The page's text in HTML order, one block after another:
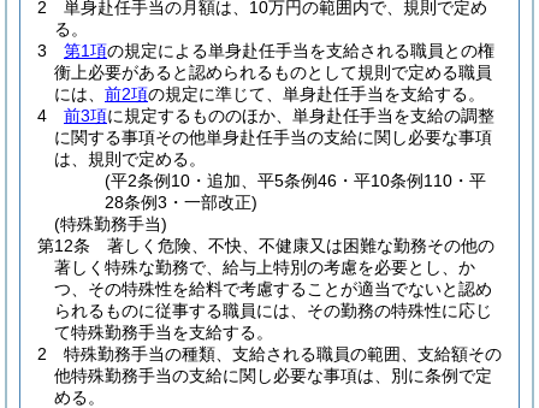
2
単身赴任手当の月額は、10万円の範囲内で、規則で定め
る。
3
第1項の規定による単身赴任手当を支給される職員との権
衡上必要があると認められるものとして規則で定める職員
には、 前2項の規定に準じて、単身赴任手当を支給する。
4
前3項に規定するもののほか、単身赴任手当を支給の調整
に関する事項その他単身赴任手当の支給に関し必要な事項
は、規則で定める。
(平2条例10・追加、平5条例46・平10条例110・平
28条例3・一部改正)
(特殊勤務手当)
第12条
著しく危険、不快、不健康又は困難な勤務その他の
著しく特殊な勤務で、給与上特別の考慮を必要とし、か
つ、その特殊性を給料で考慮することが適当でないと認め
られるものに従事する職員には、その勤務の特殊性に応じ
て特殊勤務手当を支給する。
2
特殊勤務手当の種類、支給される職員の範囲、支給額その
他特殊勤務手当の支給に関し必要な事項は、別に条例で定
める。